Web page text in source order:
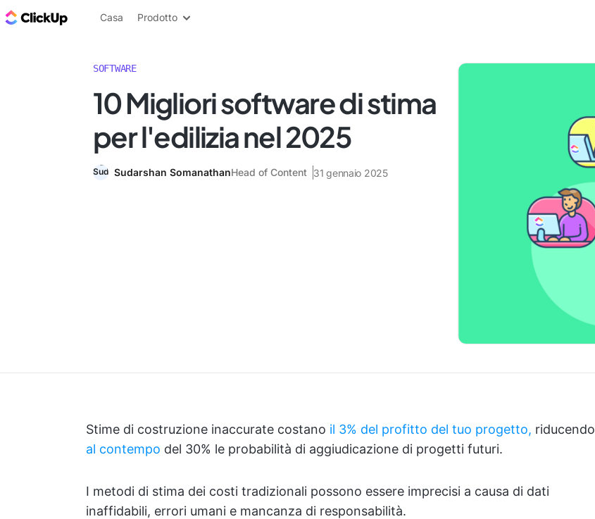
Blog di ClickUp
Casa Prodotto
SOFTWARE
10 Migliori software di stima
per l'edilizia nel 2025
Sudarshan SomanathanHead of Content 31 gennaio 2025
Stime di costruzione inaccurate costano il 3% del profitto del tuo progetto, riducendo
al contempo del 30% le probabilità di aggiudicazione di progetti futuri.
I metodi di stima dei costi tradizionali possono essere imprecisi a causa di dati
inaffidabili, errori umani e mancanza di responsabilità.